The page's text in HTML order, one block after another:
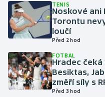
Olympijské hry
Parasport
Plavání
Plážový volejbal
TENIS
Noskové ani
Torontu
loučí
Před 2 hod
FOTBAL
Hradec
Besiktas,
změří síly s
Před 3 hod